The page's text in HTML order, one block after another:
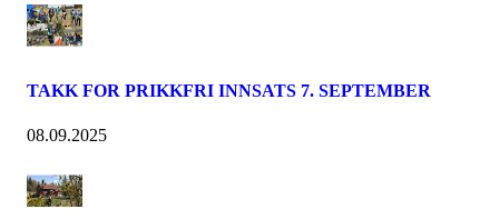
TAKK FOR PRIKKFRI INNSATS 7. SEPTEMBER
08.09.2025